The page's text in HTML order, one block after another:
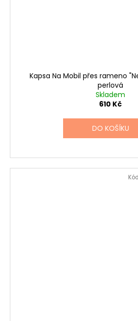
Kapsa Na Mobil přes rameno
perlová
Skladem
610 Kč
DO KOŠÍKU